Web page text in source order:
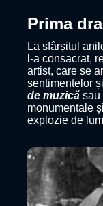
Prima
La sfârșitul
l-a consacrat,
artist, care se
sentimentelor
de muzică sau
monumentale
explozie de